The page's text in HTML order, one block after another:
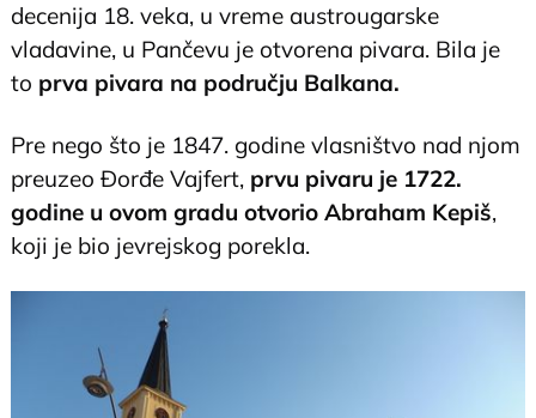
decenija 18. veka, u vreme austrougarske
vladavine, u Pančevu je otvorena pivara. Bila je
to prva pivara na području Balkana.
Pre nego što je 1847. godine vlasništvo nad njom
preuzeo Đorđe Vajfert, prvu pivaru je 1722.
godine u ovom gradu otvorio Abraham Kepiš,
koji je bio jevrejskog porekla.